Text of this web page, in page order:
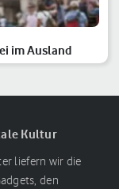
im Ausland
Kultur
liefern wir die
den